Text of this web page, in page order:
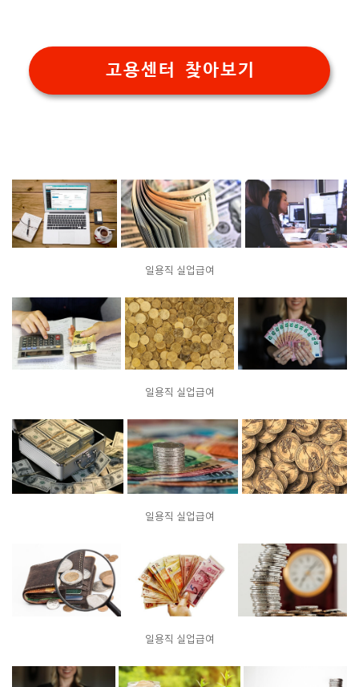
고용센터 찾아보기
일용직 실업급여
일용직 실업급여
일용직 실업급여
일용직 실업급여